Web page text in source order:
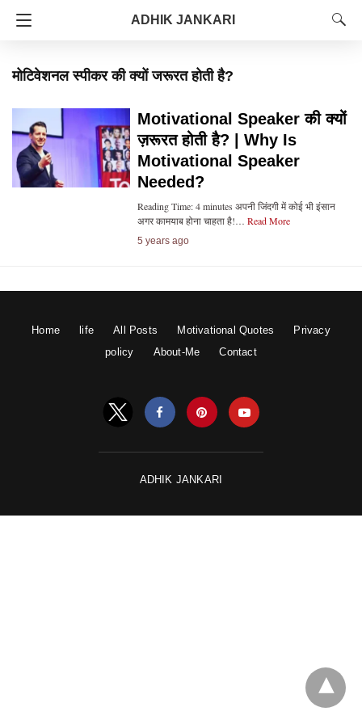
ADHIK JANKARI
मोटिवेशनल स्पीकर की क्यों जरूरत होती है?
Motivational Speaker की क्यों
ज़रूरत होती है? | Why Is
Motivational Speaker
Needed?
Reading Time: 4 minutes अपनी जिंदगी में कोई भी इंसान
अगर कामयाब होना चाहता है!… Read More
5 years ago
Home life All Posts Motivational Quotes
Privacy
policy
About-Me Contact
ADHIK JANKARI